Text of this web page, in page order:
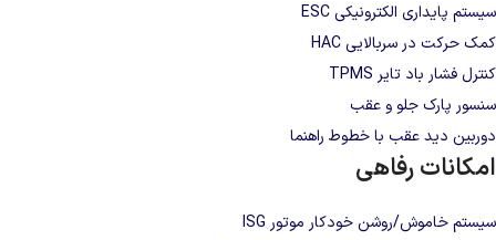
سیستم پایداری الکترونیکی ESC
کمک حرکت در سربالایی HAC
کنترل فشار باد تایر TPMS
سنسور پارک جلو و عقب
دوربین دید عقب با خطوط راهنما
امکانات رفاهی
سیستم خاموش/روشن خودکار موتور ISG